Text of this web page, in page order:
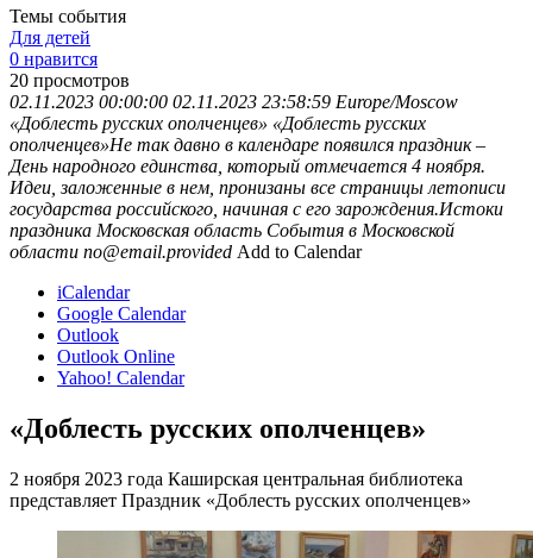
Темы события
Для детей
0 нравится
20 просмотров
02.11.2023 00:00:00 02.11.2023 23:58:59 Europe/Moscow
«Доблесть русских ополченцев» «Доблесть русских
ополченцев»Не так давно в календаре появился праздник –
День народного единства, который отмечается 4 ноября.
Идеи, заложенные в нем, пронизаны все страницы летописи
государства российского, начиная с его зарождения.Истоки
праздника Московская область События в Московской
области no@email.provided Add to Calendar
iCalendar
Google Calendar
Outlook
Outlook Online
Yahoo! Calendar
«Доблесть русских ополченцев»
2 ноября 2023 года Каширская центральная библиотека
представляет Праздник «Доблесть русских ополченцев»